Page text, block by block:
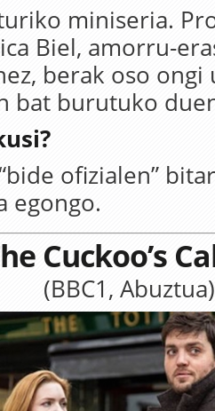
miniseria.
Biel, amorru-
berak oso ongi
bat burutuko
ofizialen”
egongo.
Cuckoo’s
(BBC1, Abuztua)